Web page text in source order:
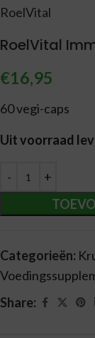
RoelVital
RoelVital
€16,95
60 vegi-caps
Uit voorraad
Alternative:
Categorieën:
Share: